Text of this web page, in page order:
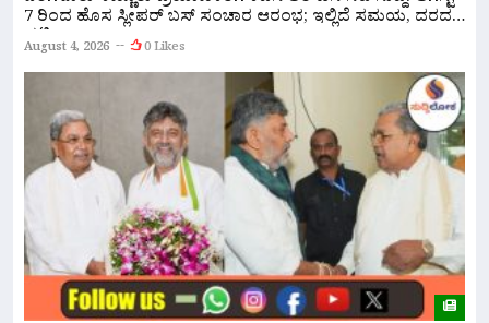
7 ರಿಂದ ಹೊಸ ಸ್ಲೀಪರ್ ಬಸ್ ಸಂಚಾರ ಆರಂಭ; ಇಲ್ಲಿದೆ ಸಮಯ, ದರದ
ಪಟ್ಟಿ!
August 4, 2026 0 Likes